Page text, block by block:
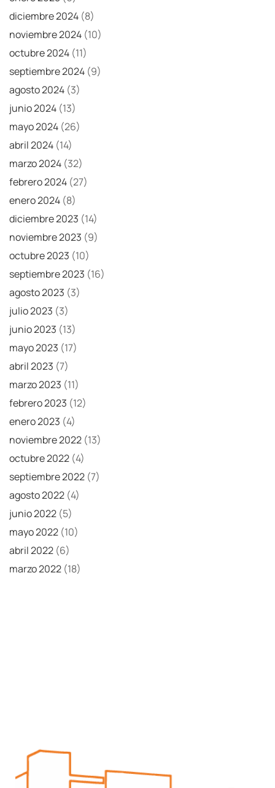
diciembre 2024 (8)
noviembre 2024 (10)
octubre 2024 (11)
septiembre 2024 (9)
agosto 2024 (3)
junio 2024 (13)
mayo 2024 (26)
abril 2024 (14)
marzo 2024 (32)
febrero 2024 (27)
enero 2024 (8)
diciembre 2023 (14)
noviembre 2023 (9)
octubre 2023 (10)
septiembre 2023 (16)
agosto 2023 (3)
julio 2023 (3)
junio 2023 (13)
mayo 2023 (17)
abril 2023 (7)
marzo 2023 (11)
febrero 2023 (12)
enero 2023 (4)
noviembre 2022 (13)
octubre 2022 (4)
septiembre 2022 (7)
agosto 2022 (4)
junio 2022 (5)
mayo 2022 (10)
abril 2022 (6)
marzo 2022 (18)